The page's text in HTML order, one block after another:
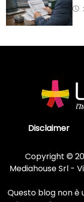
Disclaimer
Copyright ©
Mediahouse Srl -
Questo blog non è